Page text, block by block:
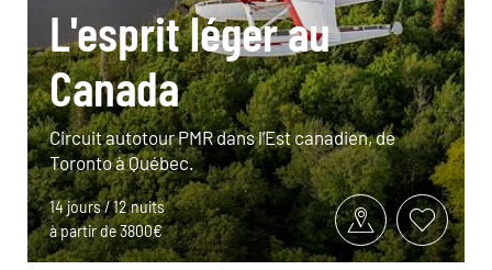
L'esprit léger au
Canada
Circuit autotour PMR dans l’Est canadien, de
Toronto à Québec.
14 jours / 12 nuits
à partir de 3800€